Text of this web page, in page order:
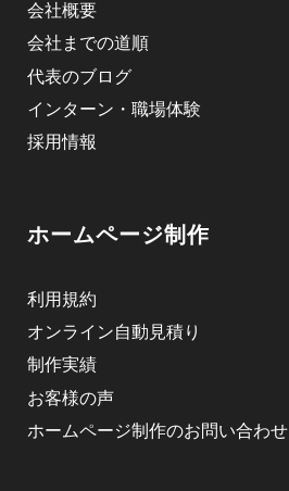
会社概要
会社までの道順
代表のブログ
インターン・職場体験
採用情報
ホームページ制作
利用規約
オンライン自動見積り
制作実績
お客様の声
ホームページ制作のお問い合わせ